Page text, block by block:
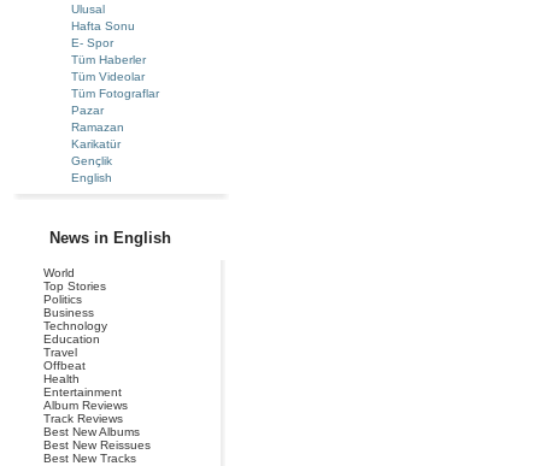
Ulusal
Hafta Sonu
E- Spor
Tüm Haberler
Tüm Videolar
Tüm Fotograflar
Pazar
Ramazan
Karikatür
Gençlik
English
News in English
World
Top Stories
Politics
Business
Technology
Education
Travel
Offbeat
Health
Entertainment
Album Reviews
Track Reviews
Best New Albums
Best New Reissues
Best New Tracks